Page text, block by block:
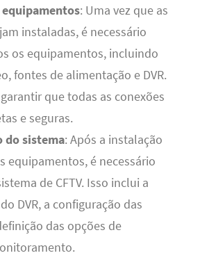
equipamentos: Uma vez que as
instaladas, é necessário
os equipamentos, incluindo
fontes de alimentação e DVR.
que todas as conexões
e seguras.
do sistema: Após a instalação
equipamentos, é necessário
de CFTV. Isso inclui a
DVR, a configuração das
das opções de